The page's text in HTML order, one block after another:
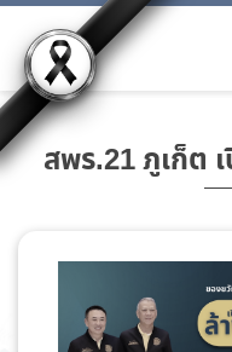
สพร.21 ภูเก็ต